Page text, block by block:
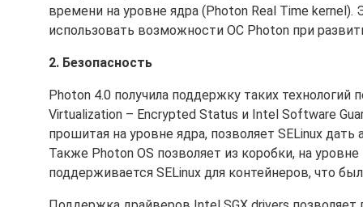
времени на уровне ядра (Photon Real Time kernel).
использовать возможности ОС Photon при
2. Безопасность
Photon 4.0 получила поддержку таких технологий
Virtualization – Encrypted Status и Intel Software
прошитая на уровне ядра, позволяет SELinux
Также Photon OS позволяет из коробки, на
поддерживается SELinux для контейнеров, что